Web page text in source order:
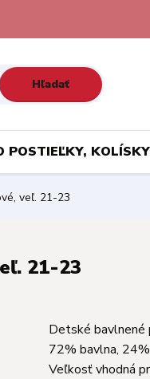
Hľadať
POSTIEĽKY, KOLÍSKY
veľ. 21-23
21-23
Detské bavlnené
72% bavlna,
Veľkosť vhodná